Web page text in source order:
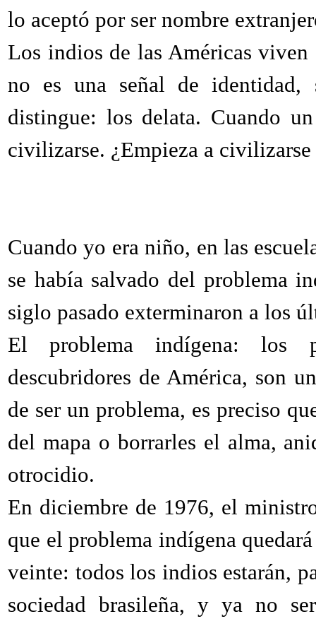
lo aceptó por ser nombre
Los indios de las Américas
no es una señal de
distingue: los delata. Cuando
civilizarse. ¿Empieza a civilizarse
Cuando yo era niño, en las
se había salvado del problema
siglo pasado exterminaron a los
El problema indígena: los
descubridores de América, son
de ser un problema, es preciso
del mapa o borrarles el alma,
otrocidio.
En diciembre de 1976, el
que el problema indígena
veinte: todos los indios estarán,
sociedad brasileña, y ya no